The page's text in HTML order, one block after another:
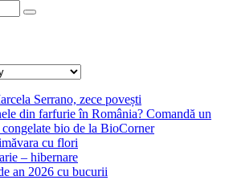
Serrano, zece povești
din farfurie în România? Comandă un
congelate bio de la BioCorner
cu flori
– hibernare
an 2026 cu bucurii